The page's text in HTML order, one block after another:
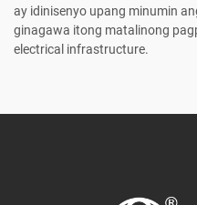
ay idinisenyo upang minumin
ginagawa itong matalinong
electrical infrastructure.